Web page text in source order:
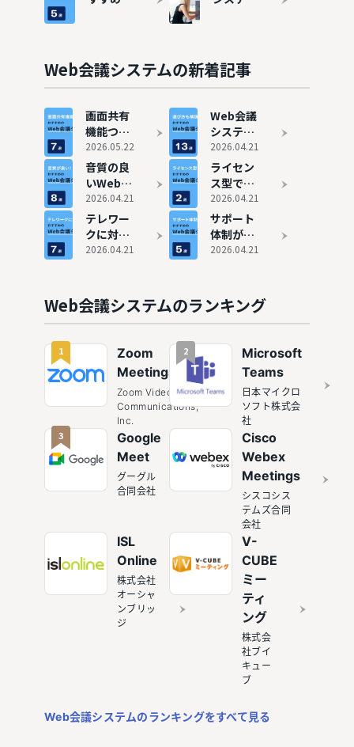
底比較
Web会議システムの新着記事
画面共有
機能つき
のWeb会
議システ
ム7選
2026.05.22
Web会議
システム
おすすめ
13選
2026.04.21
音質の良
いWeb会
議システ
ム8選
2026.04.21
ライセン
ス型でお
すすめの
Web会議
システム
2選
2026.04.21
テレワー
クに対
応！おす
テム7選
2026.04.21
サポート
体制が万
全のおす
テム5選
2026.04.21
Web会議システムのランキング
1
Zoom
Meetings
Zoom Video
Communications,
Inc.
2
Microsoft
Teams
日本マイクロ
ソフト株式会
社
3
Google
Meet
グーグル
合同会社
Cisco
Webex
Meetings
シスコシス
テムズ合同
会社
ISL
Online
株式会社
オーシャ
ンブリッ
ジ
V-
CUBE
ミー
ティ
ング
株式会
社ブイ
キュー
ブ
Web会議システムのランキングをすべて見る